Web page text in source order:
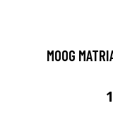
MOOG